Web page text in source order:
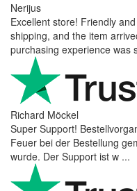
Nerijus
Excellent store! Friendly
shipping, and the item
purchasing experience was
Richard Möckel
Super Support!
Feuer bei der Bestellung
wurde. Der Support ist w ...